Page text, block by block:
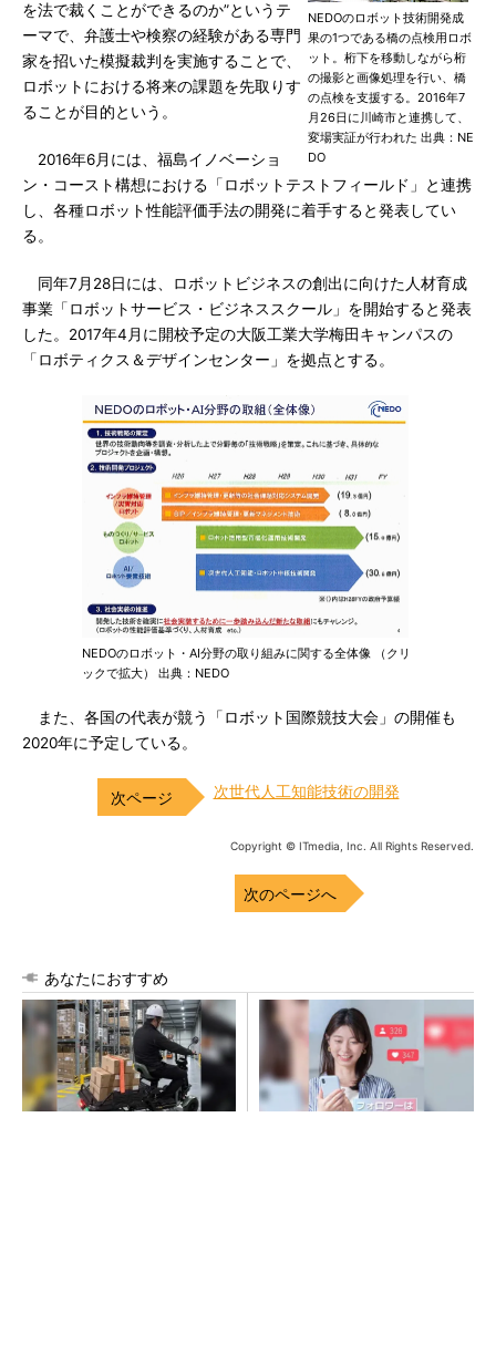
NEDOのロボット技術開発成
果の1つである橋の点検用ロボ
ット。桁下を移動しながら桁
の撮影と画像処理を行い、橋
の点検を支援する。2016年7
月26日に川崎市と連携して、
変場実証が行われた 出典：NE
DO
を法で裁くことができるのか”というテ
ーマで、弁護士や検察の経験がある専門
家を招いた模擬裁判を実施することで、
ロボットにおける将来の課題を先取りす
ることが目的という。
2016年6月には、福島イノベーショ
ン・コースト構想における「ロボットテストフィールド」と連携
し、各種ロボット性能評価手法の開発に着手すると発表してい
る。
同年7月28日には、ロボットビジネスの創出に向けた人材育成
事業「ロボットサービス・ビジネススクール」を開始すると発表
した。2017年4月に開校予定の大阪工業大学梅田キャンパスの
「ロボティクス＆デザインセンター」を拠点とする。
NEDOのロボット・AI分野の取り組みに関する全体像 （クリ
ックで拡大） 出典：NEDO
また、各国の代表が競う「ロボット国際競技大会」の開催も
2020年に予定している。
次世代人工知能技術の開発
Copyright © ITmedia, Inc. All Rights Reserved.
次のページへ
あなたにおすすめ